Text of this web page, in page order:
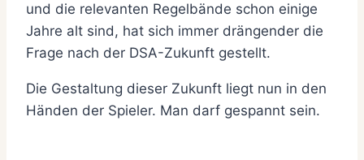
und die relevanten Regelbände schon einige
Jahre alt sind, hat sich immer drängender die
Frage nach der DSA-Zukunft gestellt.
Die Gestaltung dieser Zukunft liegt nun in den
Händen der Spieler. Man darf gespannt sein.